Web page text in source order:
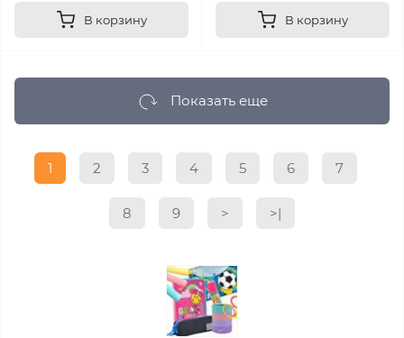
В корзину В корзину
Показать еще
1 2 3 4 5 6 7
8 9 > >|